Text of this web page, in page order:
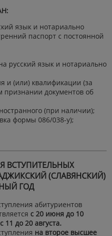
язык и нотариально
паспорт с постоянной
русский язык и нотариально
и (или) квалификации (за
документов об
(при наличии);
формы 086/038-у);
ВСТУПИТЕЛЬНЫХ
(СЛАВЯНСКИЙ)
ГОД
абитуриентов
с 20 июня до 10
с 11 до 20 августа.
на второе высшее